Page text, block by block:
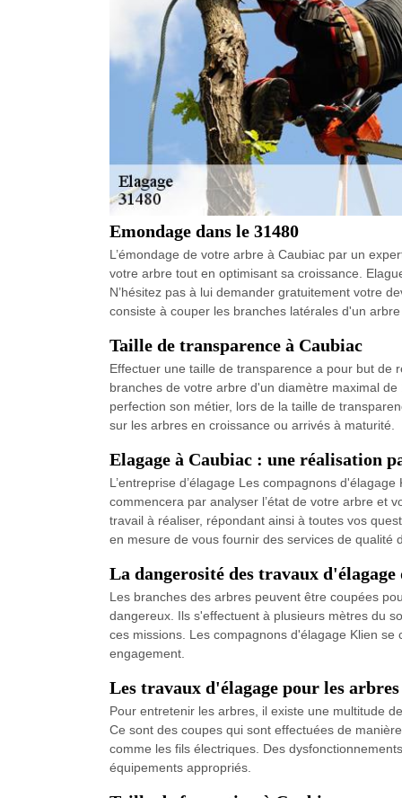
Emondage dans le 31480
L’émondage de votre arbre à Caubiac par un
votre arbre tout en optimisant sa croissance.
N’hésitez pas à lui demander gratuitement votre
consiste à couper les branches latérales d'un
Taille de transparence à Caubiac
Effectuer une taille de transparence a pour but de
branches de votre arbre d'un diamètre maximal
perfection son métier, lors de la taille de
sur les arbres en croissance ou arrivés à maturité.
Elagage à Caubiac : une réalisation
L’entreprise d’élagage Les compagnons
commencera par analyser l’état de votre arbre et
travail à réaliser, répondant ainsi à toutes vos
en mesure de vous fournir des services de qualité
La dangerosité des travaux d'élagage
Les branches des arbres peuvent être coupées
dangereux. Ils s'effectuent à plusieurs mètres du
ces missions. Les compagnons d'élagage Klien
engagement.
Les travaux d'élagage pour les
Pour entretenir les arbres, il existe une multitude
Ce sont des coupes qui sont effectuées de
comme les fils électriques. Des
équipements appropriés.